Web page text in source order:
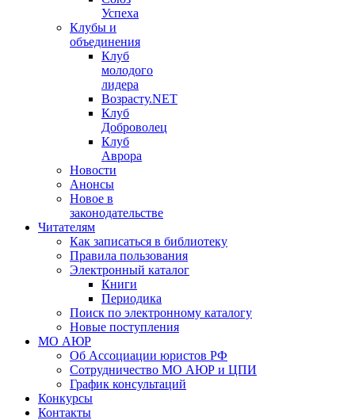
Успеха
Клубы и
объединения
Клуб
молодого
лидера
Возрасту.NET
Клуб
Доброволец
Клуб
Аврора
Новости
Анонсы
Новое в
законодательстве
Читателям
Как записаться в библиотеку
Правила пользования
Электронный каталог
Книги
Периодика
Поиск по электронному каталогу
Новые поступления
МО АЮР
Об Ассоциации юристов РФ
Сотрудничество МО АЮР и ЦПИ
График консультаций
Конкурсы
Контакты